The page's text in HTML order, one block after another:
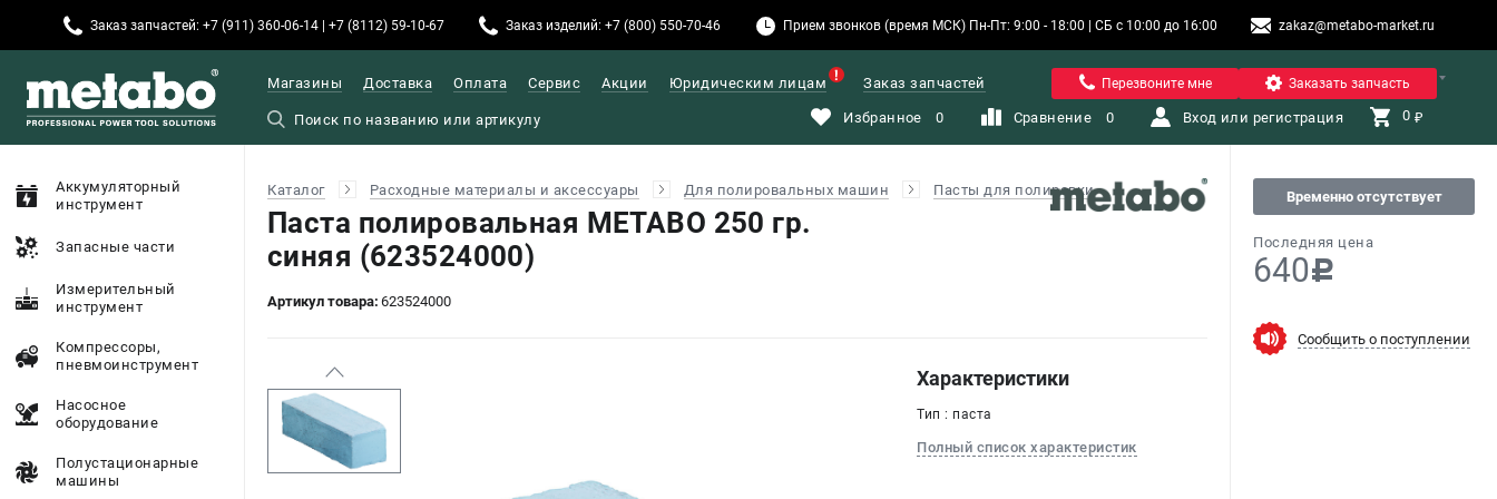
Заказ запчастей: +7 (911) 360-06-14 | +7 (8112) 59-10-67 Заказ изделий: +7 (800) 550-70-46 Прием звонков (время МСК) Пн-Пт: 9:00 - 18:00 | СБ с 10:00 до 16:00 zakaz@metabo-market.ru
Помона
Магазины Доставка Оплата Сервис Акции Юридическим лицам Заказ запчастей Перезвоните мне Заказать запчасть
Избранное 0 Сравнение 0 Вход или регистрация 0 ₽
Аккумуляторный
инструмент
Запасные части
Измерительный
инструмент
Компрессоры,
пневмоинструмент
Насосное
оборудование
Полустационарные
машины
Каталог Расходные материалы и аксессуары Для полировальных машин Пасты для полировки
Паста полировальная METABO 250 гр.
синяя (623524000)
Артикул товара: 623524000
Временно отсутствует
Последняя цена
640c
Сообщить о поступлении
Характеристики
Тип : паста
Полный список характеристик